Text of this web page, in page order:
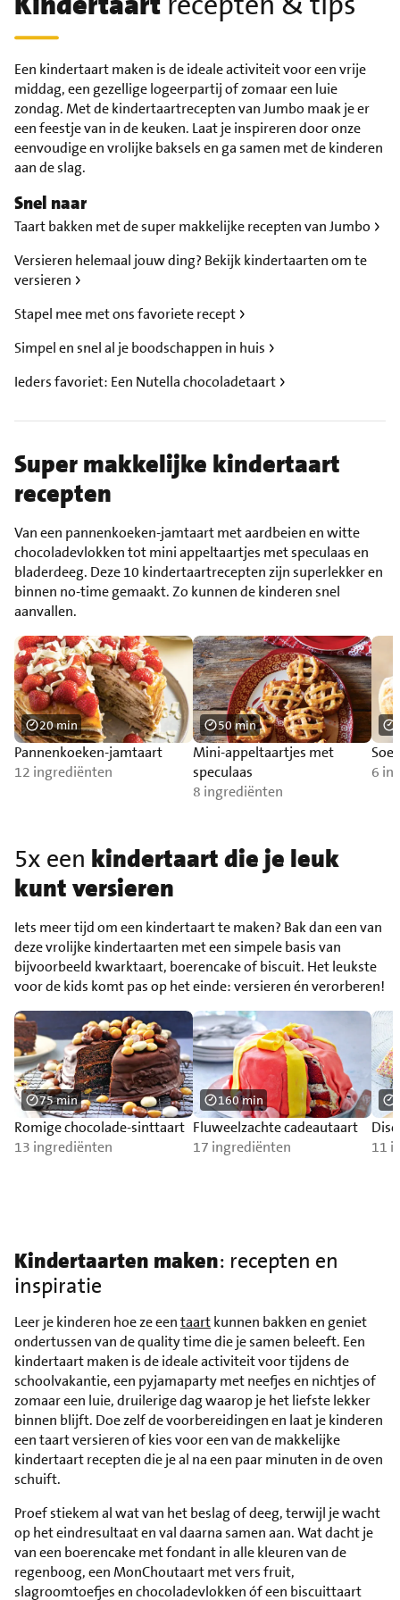
Een kindertaart maken is de ideale activiteit voor een vrije
middag, een gezellige logeerpartij of zomaar een luie
zondag. Met de kindertaartrecepten van Jumbo maak je er
een feestje van in de keuken. Laat je inspireren door onze
eenvoudige en vrolijke baksels en ga samen met de kinderen
aan de slag.
Snel naar
Taart bakken met de super makkelijke recepten van Jumbo
Versieren helemaal jouw ding? Bekijk kindertaarten om te
versieren
Stapel mee met ons favoriete recept
Simpel en snel al je boodschappen in huis
Ieders favoriet: Een Nutella chocoladetaart
Super makkelijke kindertaart
recepten
Van een pannenkoeken-jamtaart met aardbeien en witte
chocoladevlokken tot mini appeltaartjes met speculaas en
bladerdeeg. Deze 10 kindertaartrecepten zijn superlekker en
binnen no-time gemaakt. Zo kunnen de kinderen snel
aanvallen.
Pannenkoeken-jamtaart
12 ingrediënten
20 min
Mini-appeltaartjes met
speculaas
8 ingrediënten
50 min
6
5x een kindertaart die je leuk
kunt versieren
Iets meer tijd om een kindertaart te maken? Bak dan een van
deze vrolijke kindertaarten met een simpele basis van
bijvoorbeeld kwarktaart, boerencake of biscuit. Het leukste
voor de kids komt pas op het einde: versieren én verorberen!
Romige chocolade-sinttaart
13 ingrediënten
75 min
Fluweelzachte cadeautaart
17 ingrediënten
160 min
11
Kindertaarten maken: recepten en
inspiratie
Leer je kinderen hoe ze eentaartkunnen bakken en geniet
ondertussen van de quality time die je samen beleeft. Een
kindertaart maken is de ideale activiteit voor tijdens de
schoolvakantie, een pyjamaparty met neefjes en nichtjes of
zomaar een luie, druilerige dag waarop je het liefste lekker
binnen blijft. Doe zelf de voorbereidingen en laat je kinderen
een taart versieren of kies voor een van de makkelijke
kindertaart recepten die je al na een paar minuten in de oven
schuift.
Proef stiekem al wat van het beslag of deeg, terwijl je wacht
op het eindresultaat en val daarna samen aan. Wat dacht je
van een boerencake met fondant in alle kleuren van de
regenboog, een MonChoutaart met vers fruit,
slagroomtoefjes en chocoladevlokken óf een biscuittaart